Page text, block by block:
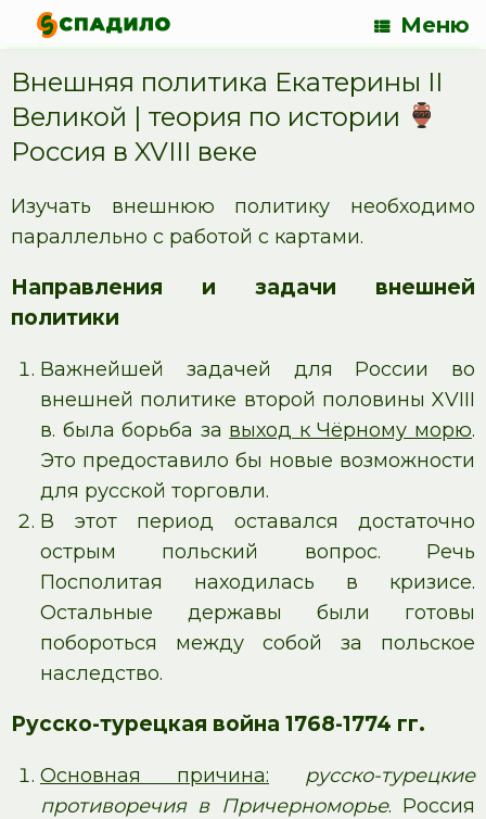
Меню
Внешняя политика Екатерины II
Великой | теория по истории
Россия в XVIII веке
Изучать внешнюю политику необходимо
параллельно с работой с картами.
Направления и задачи внешней
политики
Важнейшей задачей для России во
внешней политике второй половины XVIII
в. была борьба за выход к Чёрному морю.
Это предоставило бы новые возможности
для русской торговли.
В этот период оставался достаточно
острым польский вопрос. Речь
Посполитая находилась в кризисе.
Остальные державы были готовы
побороться между собой за польское
наследство.
Русско-турецкая война 1768-1774 гг.
Основная причина:
русско-турецкие
противоречия в Причерноморье. Россия